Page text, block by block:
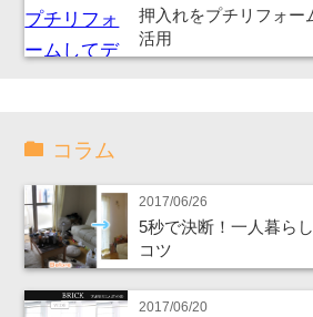
押入れをプチリフォー
活用
コラム
2017/06/26
5秒で決断！一人暮ら
コツ
2017/06/20